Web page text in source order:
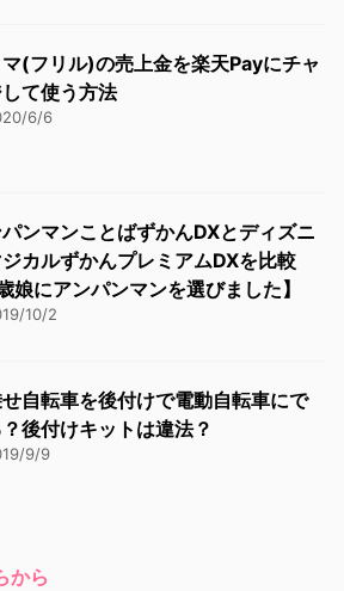
(フリル)の売上金を楽天Payにチャ
て使う方法
6/6
ンマンことばずかんDXとディズニ
カルずかんプレミアムDXを比較
娘にアンパンマンを選びました】
10/2
自転車を後付けで電動自転車にで
後付けキットは違法？
9/9
から